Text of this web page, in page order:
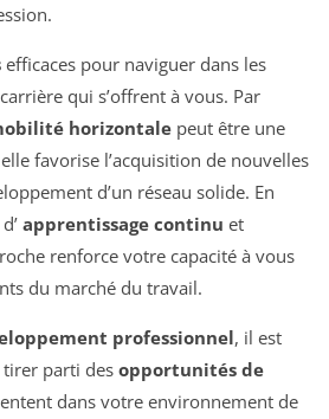
efficaces pour naviguer dans les
qui s’offrent à vous. Par
horizontale peut être une
favorise l’acquisition de nouvelles
d’un réseau solide. En
apprentissage continu et
renforce votre capacité à vous
du marché du travail.
professionnel, il est
tirer parti des opportunités de
dans votre environnement de